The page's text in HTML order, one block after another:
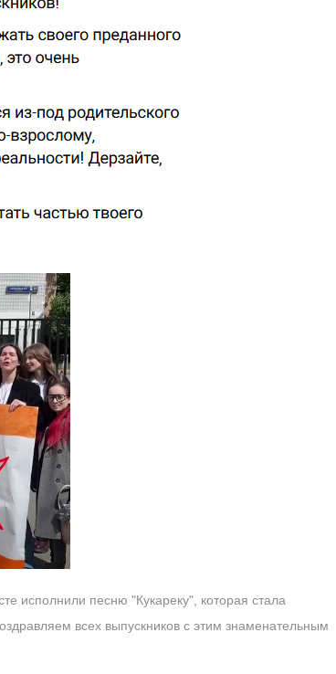
исполнили песню "Кукареку", которая стала
всех выпускников с этим знаменательным